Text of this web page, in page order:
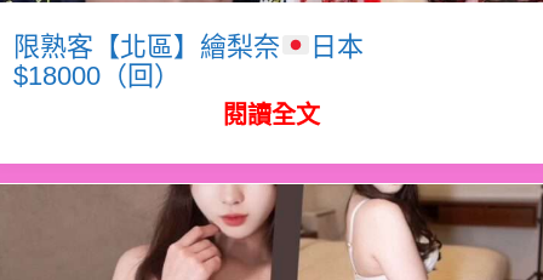
限熟客【北區】繪梨奈
日本
$18000（回）
閱讀全文